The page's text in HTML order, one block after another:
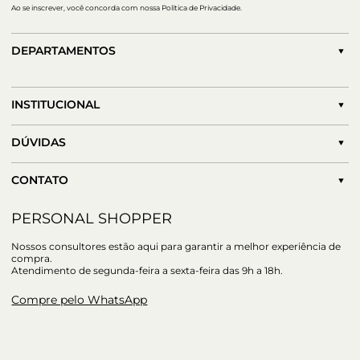
Ao se inscrever, você concorda com nossa Política de Privacidade.
DEPARTAMENTOS
INSTITUCIONAL
DÚVIDAS
CONTATO
PERSONAL SHOPPER
Nossos consultores estão aqui para garantir a melhor experiência de
compra.
Atendimento de segunda-feira a sexta-feira das 9h a 18h.
Compre pelo WhatsApp